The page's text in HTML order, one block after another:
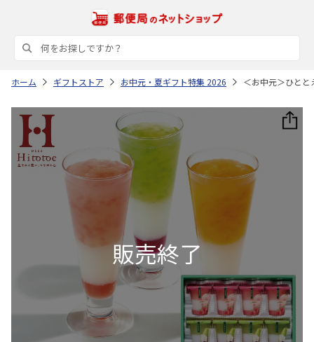
ホーム ギフトストア お中元・夏ギフト特集 2026 ＜お中元＞ひと